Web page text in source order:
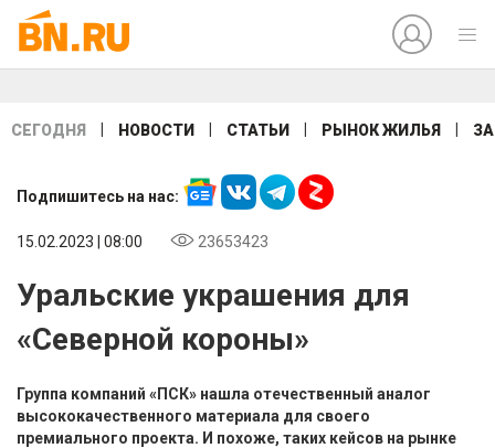
СЕГОДНЯ НОВОСТИ СТАТЬИ РЫНОК ЖИЛЬЯ
Подпишитесь на нас:
15.02.2023 | 08:00 23653423
Уральские украшения для
«Северной короны»
Группа компаний «ПСК» нашла отечественный аналог
высококачественного материала для своего
премиального проекта. И похоже, таких кейсов на рынке